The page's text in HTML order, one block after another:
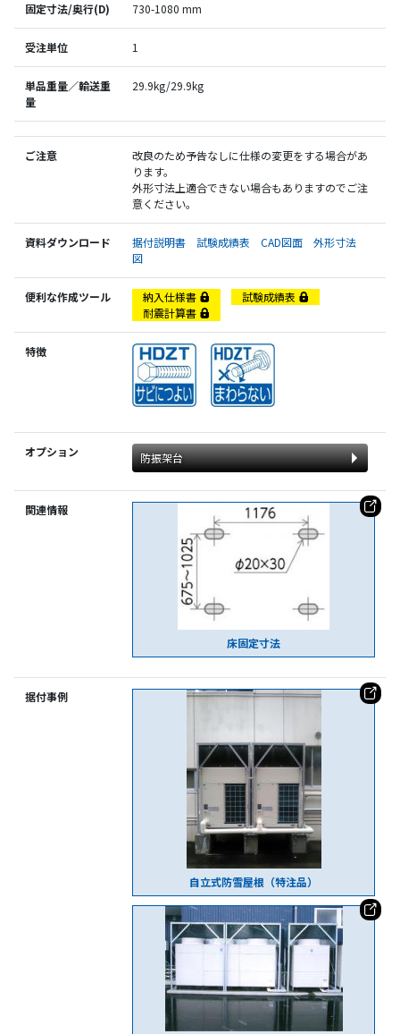
固定寸法/奥行(D) 730-1080 mm
受注単位 1
単品重量／輸送重
量
29.9kg/29.9kg
ご注意
改良のため予告なしに仕様の変更をする場合があ
ります。
外形寸法上適合できない場合もありますのでご注
意ください。
資料ダウンロード 据付説明書 試験成績表 CAD図面 外形寸法
図
便利な作成ツール 納入仕様書
試験成績表
耐震計算書
特徴
オプション 防振架台
関連情報
床固定寸法
据付事例
自立式防雪屋根（特注品）